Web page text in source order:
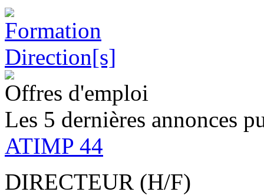
Offres d'emploi
Les 5 dernières annonces
ATIMP 44
DIRECTEUR (H/F)